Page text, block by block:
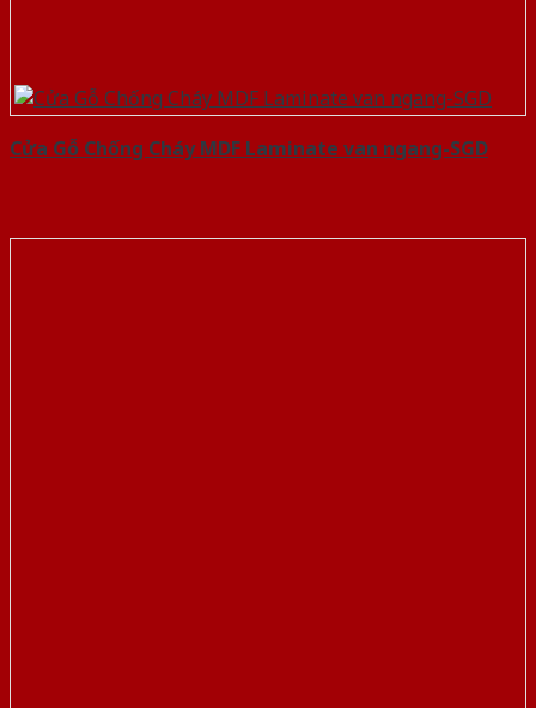
Cửa Gỗ Chống Cháy MDF Laminate van ngang-SGD